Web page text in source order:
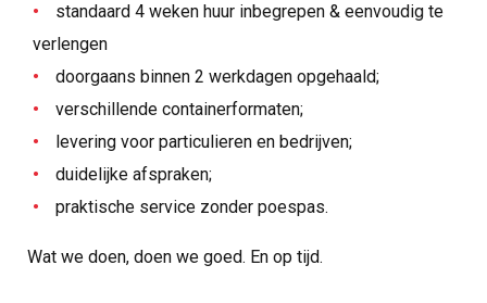
standaard 4 weken huur inbegrepen & eenvoudig te
verlengen
doorgaans binnen 2 werkdagen opgehaald;
verschillende containerformaten;
levering voor particulieren en bedrijven;
duidelijke afspraken;
praktische service zonder poespas.
Wat we doen, doen we goed. En op tijd.